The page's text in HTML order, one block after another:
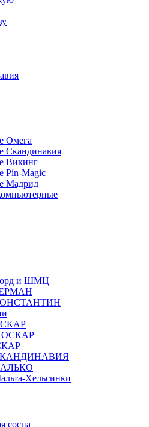
Омега
Скандинавия
Викинг
Pin-Magic
Мадрид
и ШМЦ
ОСКАР
Хельсинки
сосна